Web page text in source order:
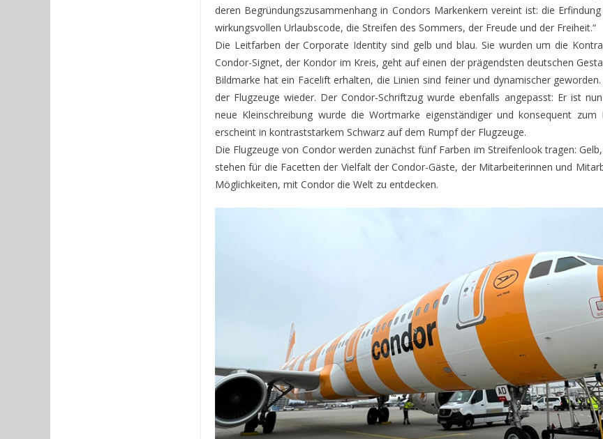
deren Begründungszusammenhang in Condors Markenkern vereint ist: die
wirkungsvollen Urlaubscode, die Streifen des Sommers, der Freude und der Freiheit.“
Die Leitfarben der Corporate Identity sind gelb und blau. Sie wurden um die
Condor-Signet, der Kondor im Kreis, geht auf einen der prägendsten deutschen
Bildmarke hat ein Facelift erhalten, die Linien sind feiner und dynamischer
der Flugzeuge wieder. Der Condor-Schriftzug wurde ebenfalls angepasst: Er ist
neue Kleinschreibung wurde die Wortmarke eigenständiger und konsequent
erscheint in kontraststarkem Schwarz auf dem Rumpf der Flugzeuge.
Die Flugzeuge von Condor werden zunächst fünf Farben im Streifenlook tragen:
stehen für die Facetten der Vielfalt der Condor-Gäste, der Mitarbeiterinnen und
Möglichkeiten, mit Condor die Welt zu entdecken.